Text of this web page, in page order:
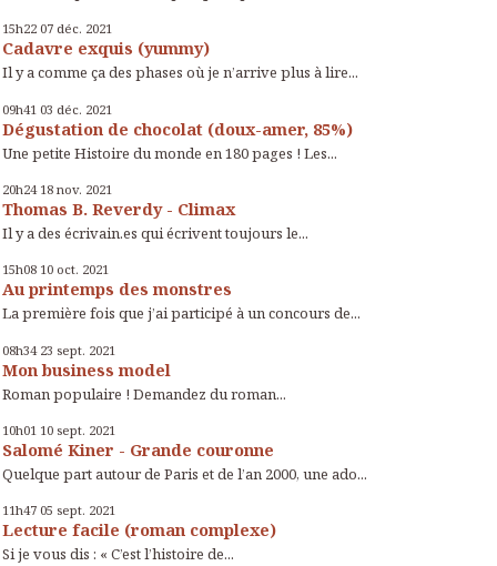
15h22 07 déc. 2021
Cadavre exquis (yummy)
Il y a comme ça des phases où je n’arrive plus à lire...
09h41 03 déc. 2021
Dégustation de chocolat (doux-amer, 85%)
Une petite Histoire du monde en 180 pages ! Les...
20h24 18 nov. 2021
Thomas B. Reverdy - Climax
Il y a des écrivain.es qui écrivent toujours le...
15h08 10 oct. 2021
Au printemps des monstres
La première fois que j’ai participé à un concours de...
08h34 23 sept. 2021
Mon business model
Roman populaire ! Demandez du roman...
10h01 10 sept. 2021
Salomé Kiner - Grande couronne
Quelque part autour de Paris et de l’an 2000, une ado...
11h47 05 sept. 2021
Lecture facile (roman complexe)
Si je vous dis : « C’est l’histoire de...